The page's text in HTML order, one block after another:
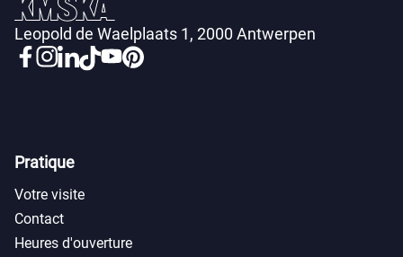
Leopold de Waelplaats 1, 2000 Antwerpen
Pratique
Votre visite
Contact
Heures d'ouverture